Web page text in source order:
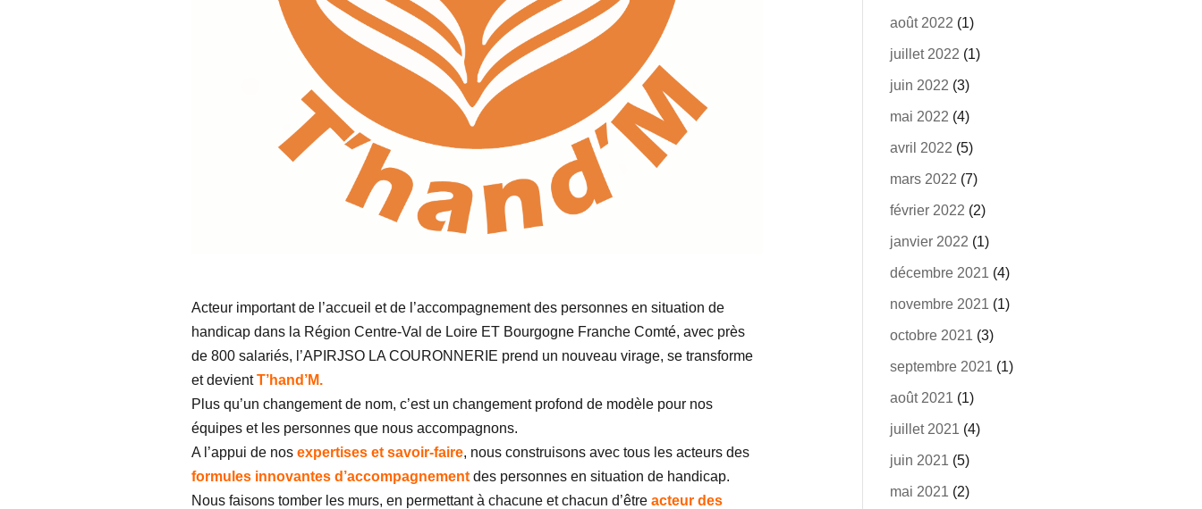
Acteur important de l’accueil et de l’accompagnement des personnes en situation de
handicap dans la Région Centre-Val de Loire ET Bourgogne Franche Comté, avec près
de 800 salariés, l’APIRJSO LA COURONNERIE prend un nouveau virage, se transforme
et devientT’hand’M.
Plus qu’un changement de nom, c’est un changement profond de modèle pour nos
équipes et les personnes que nous accompagnons.
A l’appui de nos expertises et savoir-faire, nous construisons avec tous les acteurs des
formules innovantes d’accompagnement des personnes en situation de handicap.
Nous faisons tomber les murs, en permettant à chacune et chacun d’être acteur des
août 2022 (1)
juillet 2022 (1)
juin 2022 (3)
mai 2022 (4)
avril 2022 (5)
mars 2022 (7)
février 2022 (2)
janvier 2022 (1)
décembre 2021 (4)
novembre 2021 (1)
octobre 2021 (3)
septembre 2021 (1)
août 2021 (1)
juillet 2021 (4)
juin 2021 (5)
mai 2021 (2)